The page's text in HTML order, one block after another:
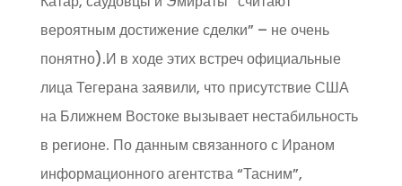
вероятным достижение сделки” – не очень
понятно).И в ходе этих встреч официальные
лица Тегерана заявили, что присутствие США
на Ближнем Востоке вызывает нестабильность
в регионе. По данным связанного с Ираном
информационного агентства “Тасним”,